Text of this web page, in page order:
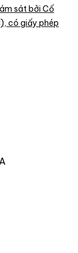
sát bởi Cố
có giấy phép